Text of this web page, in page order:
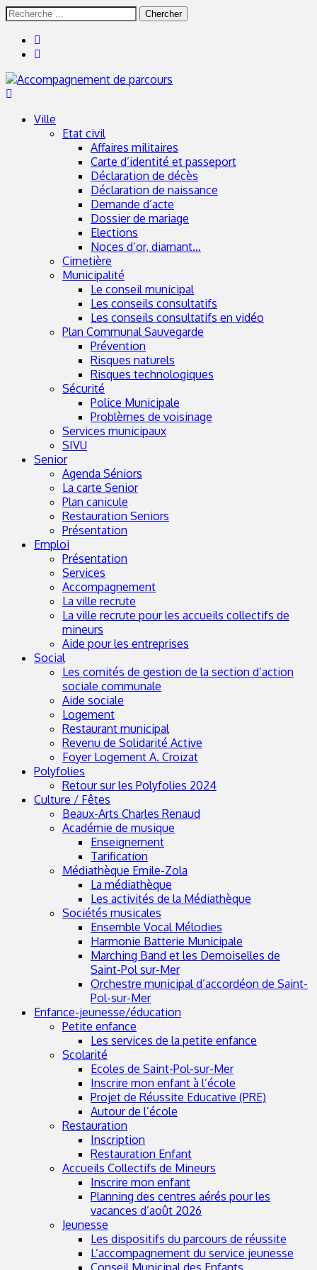
Skip
navigation
Skip
content
Rechercher
Ville
Etat civil
Affaires militaires
Carte d’identité et passeport
Déclaration de décès
Déclaration de naissance
Demande d’acte
Dossier de mariage
Elections
Noces d’or, diamant…
Cimetière
Municipalité
Le conseil municipal
Les conseils consultatifs
Les conseils consultatifs en vidéo
Plan Communal Sauvegarde
Prévention
Risques naturels
Risques technologiques
Sécurité
Police Municipale
Problèmes de voisinage
Services municipaux
SIVU
Senior
Agenda Séniors
La carte Senior
Plan canicule
Restauration Seniors
Présentation
Emploi
Présentation
Services
Accompagnement
La ville recrute
La ville recrute pour les accueils collectifs de
mineurs
Aide pour les entreprises
Social
Les comités de gestion de la section d’action
sociale communale
Aide sociale
Logement
Restaurant municipal
Revenu de Solidarité Active
Foyer Logement A. Croizat
Polyfolies
Retour sur les Polyfolies 2024
Culture / Fêtes
Beaux-Arts Charles Renaud
Académie de musique
Enseignement
Tarification
Médiathèque Emile-Zola
La médiathèque
Les activités de la Médiathèque
Sociétés musicales
Ensemble Vocal Mélodies
Harmonie Batterie Municipale
Marching Band et les Demoiselles de
Saint-Pol sur-Mer
Orchestre municipal d’accordéon de Saint-
Pol-sur-Mer
Enfance-jeunesse/éducation
Petite enfance
Les services de la petite enfance
Scolarité
Ecoles de Saint-Pol-sur-Mer
Inscrire mon enfant à l’école
Projet de Réussite Educative (PRE)
Autour de l’école
Restauration
Inscription
Restauration Enfant
Accueils Collectifs de Mineurs
Inscrire mon enfant
Planning des centres aérés pour les
vacances d’août 2026
Jeunesse
Les dispositifs du parcours de réussite
L’accompagnement du service jeunesse
Conseil Municipal des Enfants